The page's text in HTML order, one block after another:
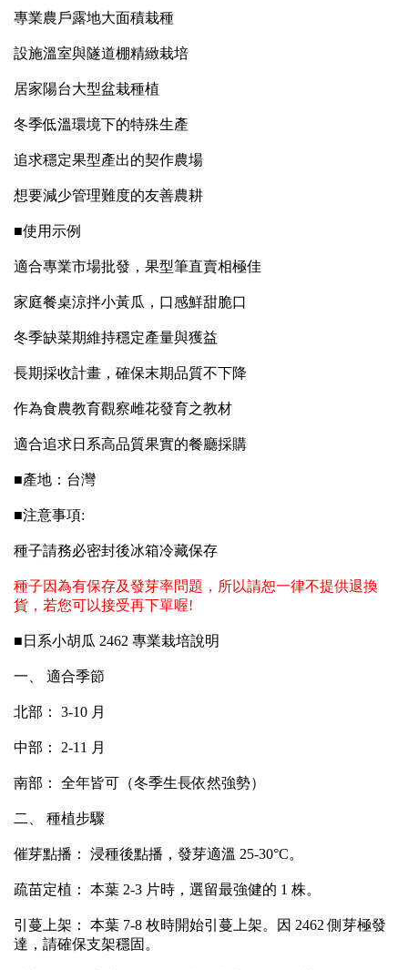
專業農戶露地大面積栽種
設施溫室與隧道棚精緻栽培
居家陽台大型盆栽種植
冬季低溫環境下的特殊生產
追求穩定果型產出的契作農場
想要減少管理難度的友善農耕
■使用示例
適合專業市場批發，果型筆直賣相極佳
家庭餐桌涼拌小黃瓜，口感鮮甜脆口
冬季缺菜期維持穩定產量與獲益
長期採收計畫，確保末期品質不下降
作為食農教育觀察雌花發育之教材
適合追求日系高品質果實的餐廳採購
■產地：台灣
■注意事項:
種子請務必密封後冰箱冷藏保存
種子因為有保存及發芽率問題，所以請恕一律不提供退換
貨，若您可以接受再下單喔!
■日系小胡瓜 2462 專業栽培說明
一、 適合季節
北部： 3-10 月
中部： 2-11 月
南部： 全年皆可（冬季生長依然強勢）
二、 種植步驟
催芽點播： 浸種後點播，發芽適溫 25-30°C。
疏苗定植： 本葉 2-3 片時，選留最強健的 1 株。
引蔓上架： 本葉 7-8 枚時開始引蔓上架。因 2462 側芽極發
達，請確保支架穩固。